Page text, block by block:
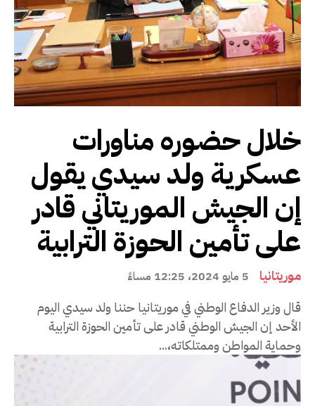
خلال حضوره مناورات
عسكرية ولد سيدي يقول
إن الجيش الموريتاني قادر
على تأمين الحوزة الترابية
موريتانيا 5 مايو 2024، 12:25 مساءً
قال وزير الدفاع الوطني في موريتانيا حننا ولد سيدي اليوم
الأحد إن الجيش الوطني قادر على تأمين الحوزة الترابية
وحماية المواطن وممتلكاته،...